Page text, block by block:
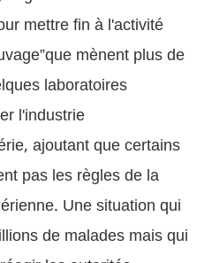
mettre fin à l'activité
mènent plus de
laboratoires
l'industrie
ajoutant que certains
pas les règles de la
Une situation qui
de malades mais qui